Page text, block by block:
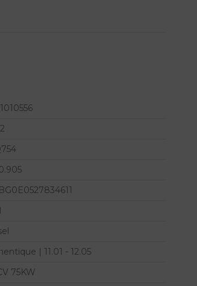
| 11.01 - 12.05
75KW